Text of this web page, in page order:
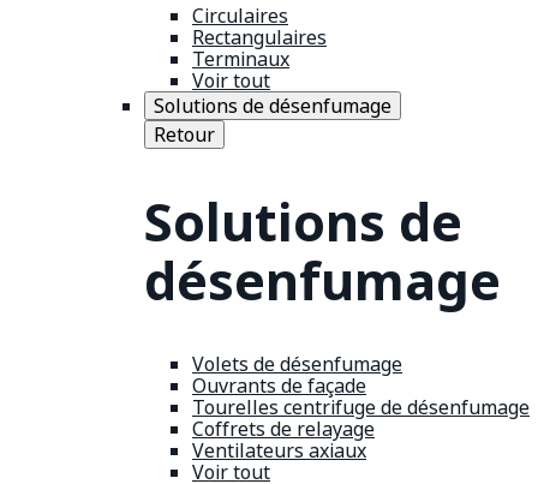
Circulaires
Rectangulaires
Terminaux
Voir tout
Solutions de désenfumage
Retour
Solutions de
désenfumage
Volets de désenfumage
Ouvrants de façade
Tourelles centrifuge de désenfumage
Coffrets de relayage
Ventilateurs axiaux
Voir tout